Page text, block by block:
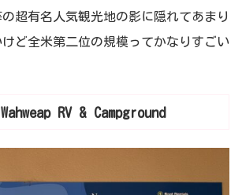
超有名人気観光地の影に隠れてあまり
ど全米第二位の規模ってかなりすごい
RV & Campground